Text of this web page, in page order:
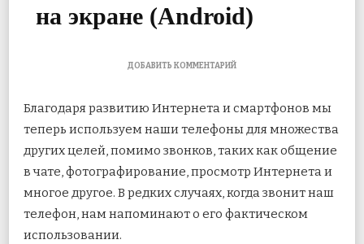
на экране (Android)
ДОБАВИТЬ КОММЕНТАРИЙК
ИСПРАВИТЬ
ВЫЗОВ,
НЕ
НА
ЭКРАНЕ
Благодаря развитию Интернета и смартфонов мы
теперь используем наши телефоны для множества
других целей, помимо звонков, таких как общение
в чате, фотографирование, просмотр Интернета и
многое другое. В редкихслучаях, когда звонит наш
телефон, нам напоминают о его фактическом
использовании.